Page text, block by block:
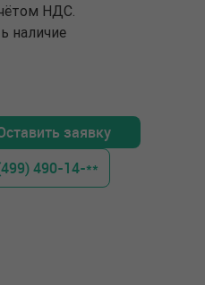
НДС.
наличие
заявку
490-14-**